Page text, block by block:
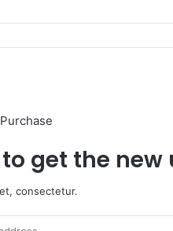
get the new
consectetur.